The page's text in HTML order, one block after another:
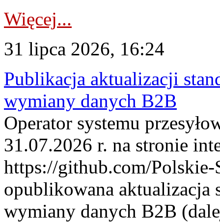
Więcej...
31 lipca 2026, 16:24
Publikacja aktualizacji
wymiany danych B2B
Operator systemu
31.07.2026 r. na stronie
https://github.com/Polskie-
opublikowana aktualizacja
wymiany danych B2B